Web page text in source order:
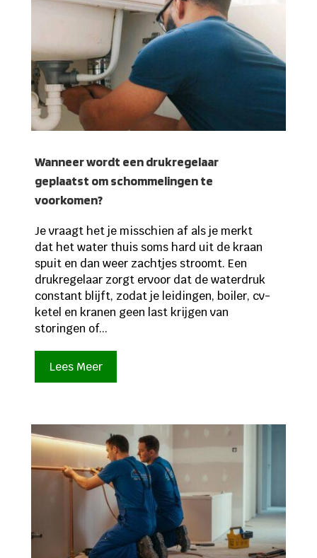
Wanneer wordt een drukregelaar
geplaatst om schommelingen te
voorkomen?
Je vraagt het je misschien af als je merkt
dat het water thuis soms hard uit de kraan
spuit en dan weer zachtjes stroomt. Een
drukregelaar zorgt ervoor dat de waterdruk
constant blijft, zodat je leidingen, boiler, cv-
ketel en kranen geen last krijgen van
storingen of...
Lees Meer